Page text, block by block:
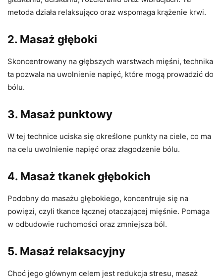
metoda działa relaksująco oraz wspomaga krążenie krwi.
2. Masaż głęboki
Skoncentrowany na głębszych warstwach mięśni, technika
ta pozwala na uwolnienie napięć, które mogą prowadzić do
bólu.
3. Masaż punktowy
W tej technice uciska się określone punkty na ciele, co ma
na celu uwolnienie napięć oraz złagodzenie bólu.
4. Masaż tkanek głębokich
Podobny do masażu głębokiego, koncentruje się na
powięzi, czyli tkance łącznej otaczającej mięśnie. Pomaga
w odbudowie ruchomości oraz zmniejsza ból.
5. Masaż relaksacyjny
Choć jego głównym celem jest redukcja stresu, masaż